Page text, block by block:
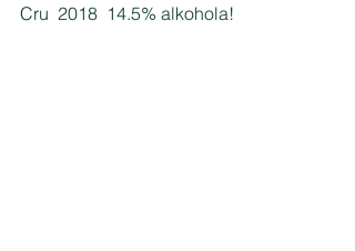
Cru  2018  14.5% alkohola!